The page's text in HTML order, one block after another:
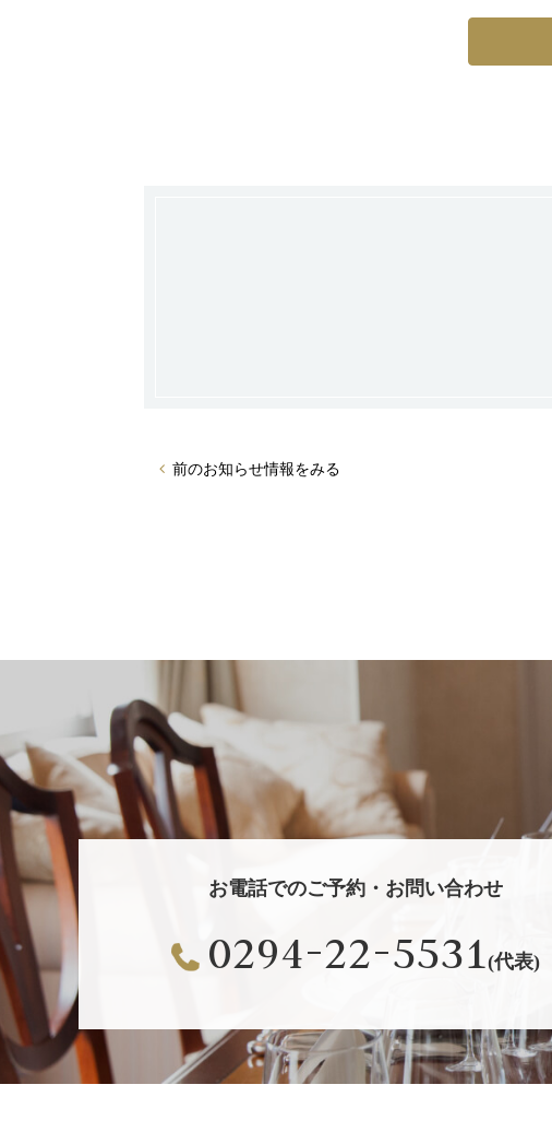
前のお知らせ情報をみる
お電話でのご予約・お問い合わせ
0294-22-5531(代表)